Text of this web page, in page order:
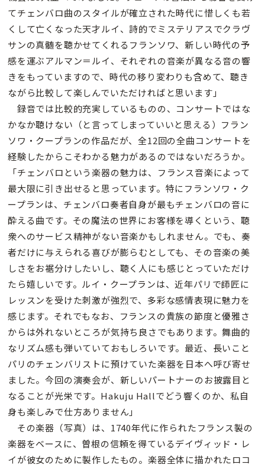
てチェンバロ曲のスタイルが確立された時代に惜しくも若
くして亡くなった天才ルイ、詩的でミステリアスでクラヴ
サンの真髄を聴かせてくれるフランソワ、新しい時代の予
感を運ぶアルマン＝ルイ、それぞれの音楽が異なる音の響
きをもっていますので、時代の移り変わりも含めて、聴き
ながら比較して楽しんでいただければと思います」
録音では比較的充実しているものの、コンサートではな
かなか聴けない（と言ってしまっていいと思える）フラン
ソワ・クープランの作品だが、全12回の全曲コンサートを
経験したからこそわかる魅力があるのではないだろうか。
「チェンバロという楽器の魅力は、フランス音楽によって
最大限に引き出せると思っています。特にフランソワ・ク
ープランは、チェンバロ奏者自身が最もチェンバロの音に
酔える曲です。その魔法の世界にお客様を導くという、聴
衆へのサービス精神がない音楽かもしれません。でも、奏
者だけに与えられる喜びが膨らむとしても、その音楽の美
しさをお裾分けしたいし、聴く人にも感じとっていただけ
たら嬉しいです。ルイ・クープランは、近年パリで師匠に
レッスンを受けた刺激が強烈で、多彩な感情表現に魅力を
感じます。それでもなお、フランスの貴族の節度と優雅さ
からは外れないところが気持ち良さでもあります。舞曲的
なリズム感も弾いていておもしろいです。最近、長いこと
パリのチェンバリストに預けていた楽器を日本へ呼び寄せ
ました。今回の演奏会が、新しいパートナーのお披露目と
なることが光栄です。Hakuju Hallでどう響くのか、私自
身も楽しみで仕方ありません」
その楽器（写真）は、1740年代に作られたフランス製の
楽器をベースに、曽根の信頼を得ているデイヴィッド・レ
イが彼女のために製作したもの。楽器全体に描かれたロコ